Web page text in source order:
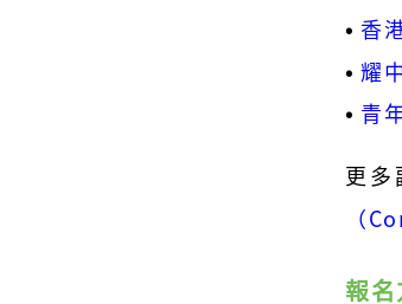
• 香
•耀
• 青
更多
（
報名